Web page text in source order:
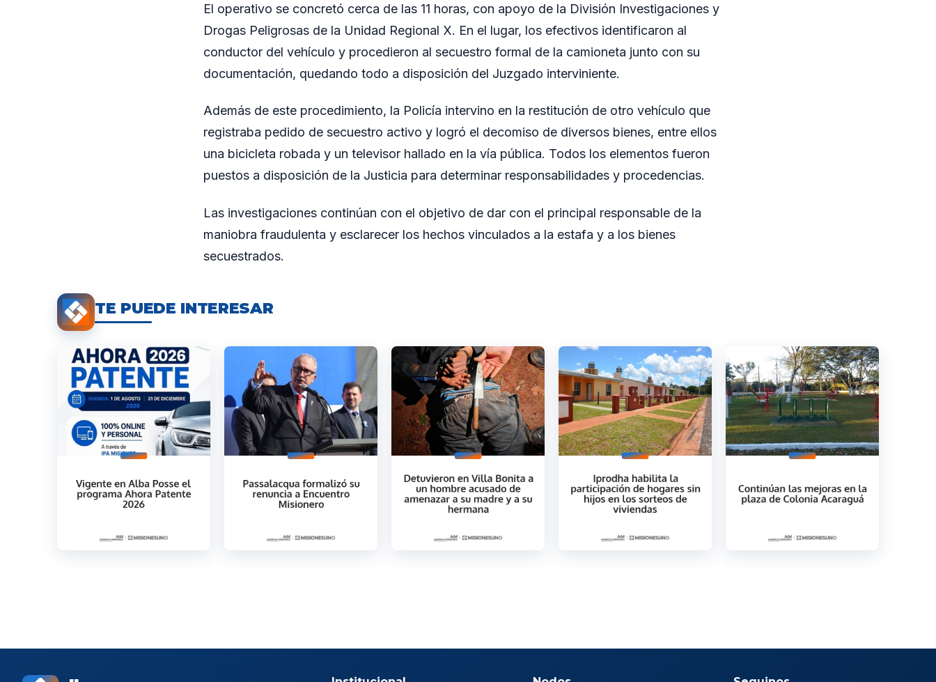
El operativo se concretó cerca de las 11 horas, con apoyo de la División Investigaciones y
Drogas Peligrosas de la Unidad Regional X. En el lugar, los efectivos identificaron al
conductor del vehículo y procedieron al secuestro formal de la camioneta junto con su
documentación, quedando todo a disposición del Juzgado interviniente.
Además de este procedimiento, la Policía intervino en la restitución de otro vehículo que
registraba pedido de secuestro activo y logró el decomiso de diversos bienes, entre ellos
una bicicleta robada y un televisor hallado en la vía pública. Todos los elementos fueron
puestos a disposición de la Justicia para determinar responsabilidades y procedencias.
Las investigaciones continúan con el objetivo de dar con el principal responsable de la
maniobra fraudulenta y esclarecer los hechos vinculados a la estafa y a los bienes
secuestrados.
TE PUEDE INTERESAR